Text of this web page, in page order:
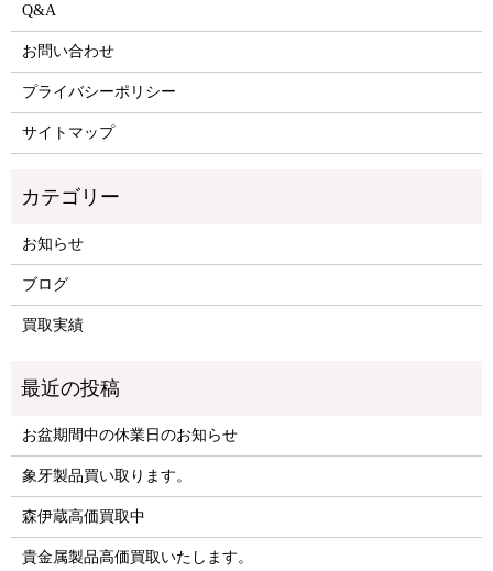
Q&A
お問い合わせ
プライバシーポリシー
サイトマップ
お知らせ
ブログ
買取実績
お盆期間中の休業日のお知らせ
象牙製品買い取ります。
森伊蔵高価買取中
貴金属製品高価買取いたします。